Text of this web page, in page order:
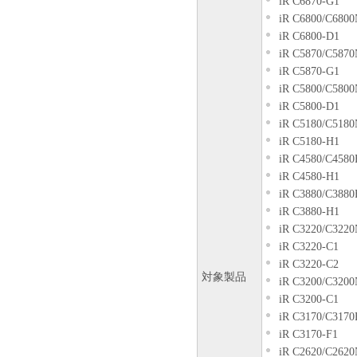
対象製品
iR C6800/
iR C6800-D1
iR C5870/
iR C5870-G1
iR C5800/
iR C5800-D1
iR C5180/
iR C5180-H1
iR C4580/
iR C4580-H1
iR C3880/
iR C3880-H1
iR C3220/
iR C3220-C1
iR C3220-C2
iR C3200/
iR C3200-C1
iR C3170/
iR C3170-F1
iR C2620/